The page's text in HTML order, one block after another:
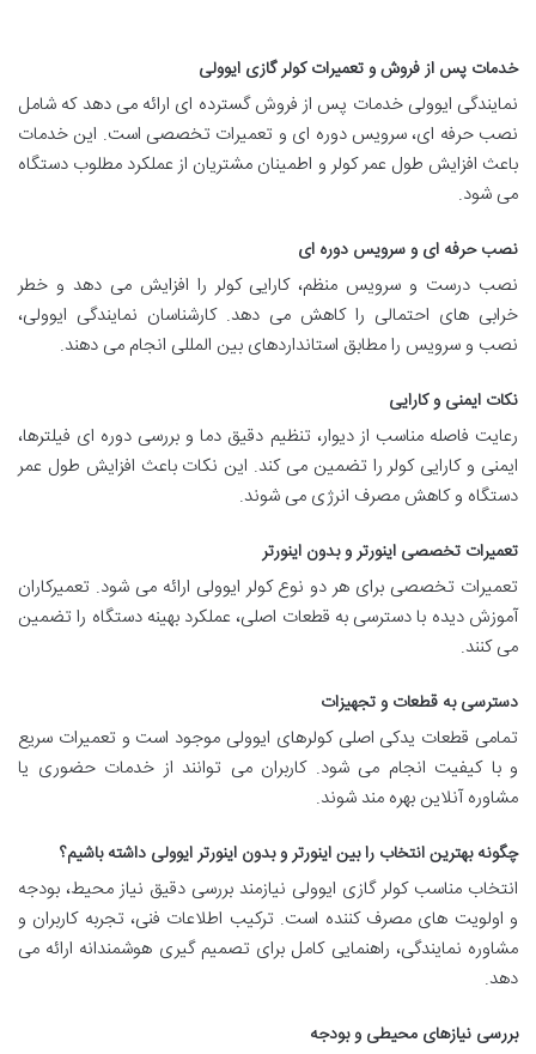
خدمات پس از فروش و تعمیرات کولر گازی ایوولی
نمایندگی ایوولی خدمات پس از فروش گسترده ای ارائه می دهد که شامل
نصب حرفه ای، سرویس دوره ای و تعمیرات تخصصی است. این خدمات
باعث افزایش طول عمر کولر و اطمینان مشتریان از عملکرد مطلوب دستگاه
می شود.
نصب حرفه ای و سرویس دوره ای
نصب درست و سرویس منظم، کارایی کولر را افزایش می دهد و خطر
خرابی های احتمالی را کاهش می دهد. کارشناسان نمایندگی ایوولی،
نصب و سرویس را مطابق استانداردهای بین المللی انجام می دهند.
نکات ایمنی و کارایی
رعایت فاصله مناسب از دیوار، تنظیم دقیق دما و بررسی دوره ای فیلترها،
ایمنی و کارایی کولر را تضمین می کند. این نکات باعث افزایش طول عمر
دستگاه و کاهش مصرف انرژی می شوند.
تعمیرات تخصصی اینورتر و بدون اینورتر
تعمیرات تخصصی برای هر دو نوع کولر ایوولی ارائه می شود. تعمیرکاران
آموزش دیده با دسترسی به قطعات اصلی، عملکرد بهینه دستگاه را تضمین
می کنند.
دسترسی به قطعات و تجهیزات
تمامی قطعات یدکی اصلی کولرهای ایوولی موجود است و تعمیرات سریع
و با کیفیت انجام می شود. کاربران می توانند از خدمات حضوری یا
مشاوره آنلاین بهره مند شوند.
چگونه بهترین انتخاب را بین اینورتر و بدون اینورتر ایوولی داشته باشیم؟
انتخاب مناسب کولر گازی ایوولی نیازمند بررسی دقیق نیاز محیط، بودجه
و اولویت های مصرف کننده است. ترکیب اطلاعات فنی، تجربه کاربران و
مشاوره نمایندگی، راهنمایی کامل برای تصمیم گیری هوشمندانه ارائه می
دهد.
بررسی نیازهای محیطی و بودجه